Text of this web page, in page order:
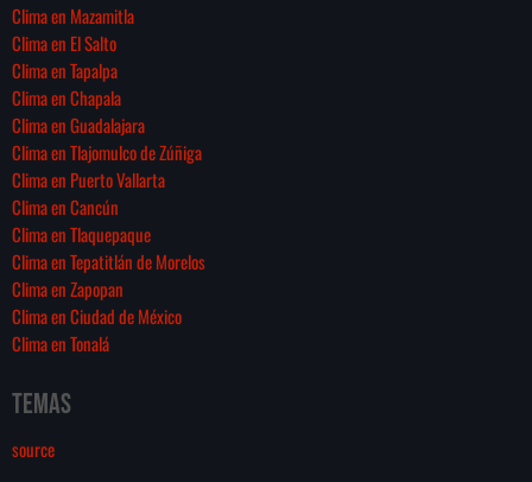
Clima en Mazamitla
Clima en El Salto
Clima en Tapalpa
Clima en Chapala
Clima en Guadalajara
Clima en Tlajomulco de Zúñiga
Clima en Puerto Vallarta
Clima en Cancún
Clima en Tlaquepaque
Clima en Tepatitlán de Morelos
Clima en Zapopan
Clima en Ciudad de México
Clima en Tonalá
Temas
source